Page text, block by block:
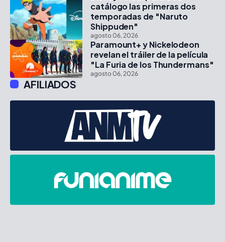
catálogo las primeras dos
temporadas de "Naruto
Shippuden"
agosto 06, 2026
Paramount+ y Nickelodeon
revelan el tráiler de la película
"La Furia de los Thundermans"
agosto 06, 2026
AFILIADOS